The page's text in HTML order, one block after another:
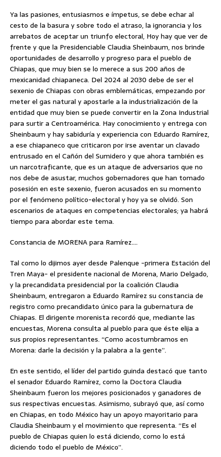
Ya las pasiones, entusiasmos e ímpetus, se debe echar al
cesto de la basura y sobre todo el atraso, la ignorancia y los
arrebatos de aceptar un triunfo electoral, Hoy hay que ver de
frente y que la Presidenciable Claudia Sheinbaum, nos brinde
oportunidades de desarrollo y progreso para el pueblo de
Chiapas, que muy bien se lo merece a sus 200 años de
mexicanidad chiapaneca. Del 2024 al 2030 debe de ser el
sexenio de Chiapas con obras emblemáticas, empezando por
meter el gas natural y apostarle a la industrialización de la
entidad que muy bien se puede convertir en la Zona Industrial
para surtir a Centroamérica. Hay conocimiento y entrega con
Sheinbaum y hay sabiduría y experiencia con Eduardo Ramírez,
a ese chiapaneco que criticaron por irse aventar un clavado
entrusado en el Cañón del Sumidero y que ahora también es
un narcotraficante, que es un ataque de adversarios que no
nos debe de asustar, muchos gobernadores que han tomado
posesión en este sexenio, fueron acusados en su momento
por el fenómeno político-electoral y hoy ya se olvidó. Son
escenarios de ataques en competencias electorales; ya habrá
tiempo para abordar este tema.
Constancia de MORENA para Ramírez….
Tal como lo dijimos ayer desde Palenque -primera Estación del
Tren Maya- el presidente nacional de Morena, Mario Delgado,
y la precandidata presidencial por la coalición Claudia
Sheinbaum, entregaron a Eduardo Ramírez su constancia de
registro como precandidato único para la gubernatura de
Chiapas. El dirigente morenista recordó que, mediante las
encuestas, Morena consulta al pueblo para que éste elija a
sus propios representantes. “Como acostumbramos en
Morena: darle la decisión y la palabra a la gente”.
En este sentido, el líder del partido guinda destacó que tanto
el senador Eduardo Ramírez, como la Doctora Claudia
Sheinbaum fueron los mejores posicionados y ganadores de
sus respectivas encuestas. Asimismo, subrayó que, así como
en Chiapas, en todo México hay un apoyo mayoritario para
Claudia Sheinbaum y el movimiento que representa. “Es el
pueblo de Chiapas quien lo está diciendo, como lo está
diciendo todo el pueblo de México”.